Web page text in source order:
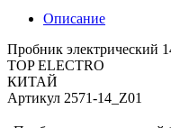
Описание
Пробник электрический
TOP ELECTRO
КИТАЙ
Артикул 2571-14_Z01